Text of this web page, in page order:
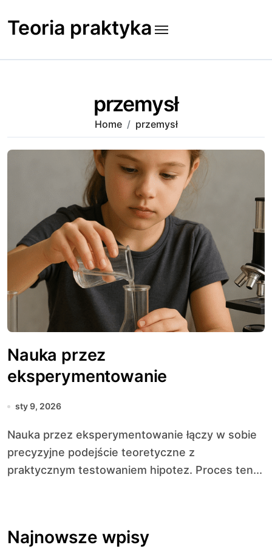
to
content
Teoria praktyka
przemysł
Home przemysł
Nauka przez
eksperymentowanie
sty 9, 2026
Nauka przez eksperymentowanie łączy w sobie
precyzyjne podejście teoretyczne z
praktycznym testowaniem hipotez. Proces ten...
Najnowsze wpisy